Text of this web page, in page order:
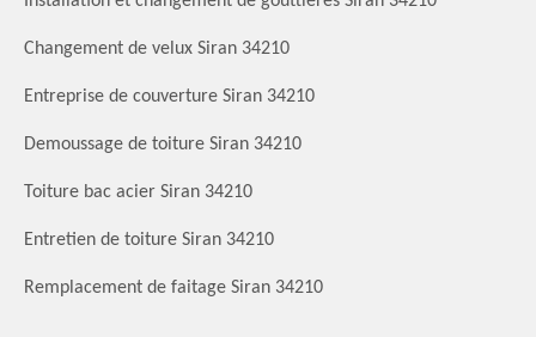
Changement de velux Siran 34210
Entreprise de couverture Siran 34210
Demoussage de toiture Siran 34210
Toiture bac acier Siran 34210
Entretien de toiture Siran 34210
Remplacement de faitage Siran 34210